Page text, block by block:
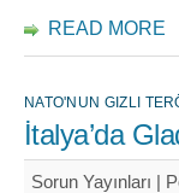
READ MORE
NATO'NUN GIZLI
İtalya’da
Sorun Yayınları |